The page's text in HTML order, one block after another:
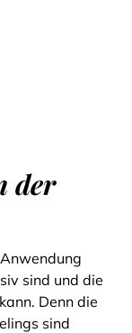
der
sind und die
Denn die
sind